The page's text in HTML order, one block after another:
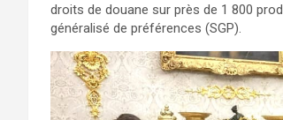
droits de douane sur près de 1 800
généralisé de préférences (SGP).